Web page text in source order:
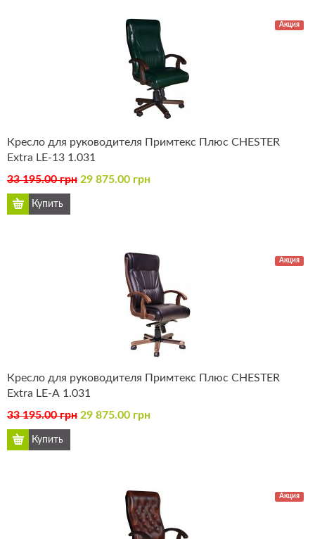
Акция
Кресло для руководителя Примтекс Плюс CHESTER
Extra LE-13 1.031
33 195.00 грн 29 875.00 грн
Акция
Кресло для руководителя Примтекс Плюс CHESTER
Extra LE-А 1.031
33 195.00 грн 29 875.00 грн
Акция